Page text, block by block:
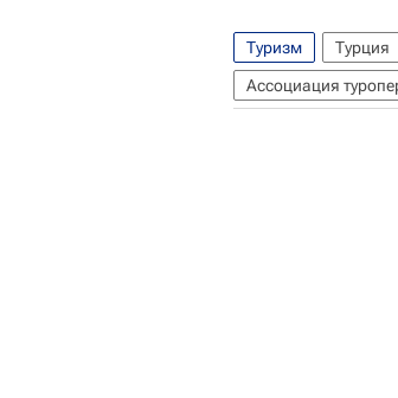
Туризм Турция
Ассоциация